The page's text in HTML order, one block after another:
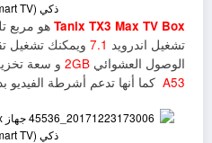
Tanix TX3 Max TV Box هو مربع
تشغيل اندرويد 7.1 ويمكنك تشغيل
الوصول العشوائي 2GB و سعة
A53 كما أنها تدعم أشرطة الفيديو